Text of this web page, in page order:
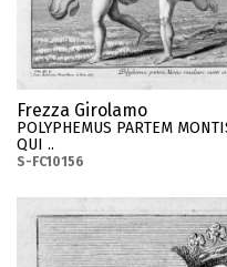
Frezza Girolamo
POLYPHEMUS PARTEM
QUI ..
S-FC10156